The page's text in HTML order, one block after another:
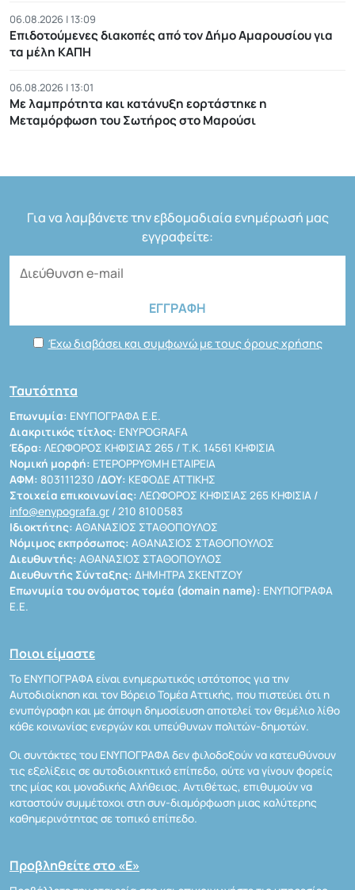
06.08.2026 | 13:09
Επιδοτούμενες διακοπές από τον Δήμο Αμαρουσίου για
τα μέλη ΚΑΠΗ
06.08.2026 | 13:01
Με λαμπρότητα και κατάνυξη εορτάστηκε η
Μεταμόρφωση του Σωτήρος στο Μαρούσι
Για να λαμβάνετε την εβδομαδιαία ενημέρωσή μας
εγγραφείτε:
Έχω διαβάσει και συμφωνώ με τους όρους χρήσης
Ταυτότητα
Επωνυμία: ΕΝΥΠΟΓΡΑΦΑ Ε.Ε.
Διακριτικός τίτλος: ENYPOGRAFA
Έδρα: ΛΕΩΦΟΡΟΣ ΚΗΦΙΣΙΑΣ 265 / Τ.Κ. 14561 ΚΗΦΙΣΙΑ
Νομική μορφή: ΕΤΕΡΟΡΡΥΘΜΗ ΕΤΑΙΡΕΙΑ
ΑΦΜ: 803111230 /ΔΟΥ: ΚΕΦΟΔΕ ΑΤΤΙΚΗΣ
Στοιχεία επικοινωνίας: ΛΕΩΦΟΡΟΣ ΚΗΦΙΣΙΑΣ 265 ΚΗΦΙΣΙΑ /
info@enypografa.gr / 210 8100583
Ιδιοκτήτης: ΑΘΑΝΑΣΙΟΣ ΣΤΑΘΟΠΟΥΛΟΣ
Νόμιμος εκπρόσωπος: ΑΘΑΝΑΣΙΟΣ ΣΤΑΘΟΠΟΥΛΟΣ
Διευθυντής: ΑΘΑΝΑΣΙΟΣ ΣΤΑΘΟΠΟΥΛΟΣ
Διευθυντής Σύνταξης: ΔΗΜΗΤΡΑ ΣΚΕΝΤΖΟΥ
Επωνυμία του ονόματος τομέα (domain name): ΕΝΥΠΟΓΡΑΦΑ
Ε.Ε.
Ποιοι είμαστε
Το ΕΝΥΠΟΓΡΑΦΑ είναι ενημερωτικός ιστότοπος για την
Αυτοδιοίκηση και τον Βόρειο Τομέα Αττικής, που πιστεύει ότι η
ενυπόγραφη και με άποψη δημοσίευση αποτελεί τον θεμέλιο λίθο
κάθε κοινωνίας ενεργών και υπεύθυνων πολιτών-δημοτών.
Οι συντάκτες του ΕΝΥΠΟΓΡΑΦΑ δεν φιλοδοξούν να κατευθύνουν
τις εξελίξεις σε αυτοδιοικητικό επίπεδο, ούτε να γίνουν φορείς
της μίας και μοναδικής Αλήθειας. Αντιθέτως, επιθυμούν να
καταστούν συμμέτοχοι στη συν-διαμόρφωση μιας καλύτερης
καθημερινότητας σε τοπικό επίπεδο.
Προβληθείτε στο «Ε»